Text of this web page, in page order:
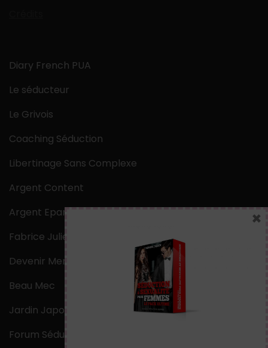
Diary French PUA
Le séducteur
Le Grivois
Coaching Séduction
Libertinage Sans Complexe
Argent Content
Argent Epargne
Fabrice Julien
Devenir Mentaliste
Beau Mec
Jardin Japonais Zen
Forum Séduction
×